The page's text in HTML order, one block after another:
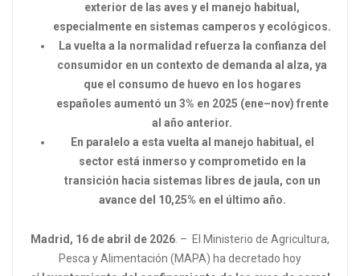
exterior de las aves y el manejo habitual,
especialmente en sistemas camperos y ecológicos.
La vuelta a la normalidad refuerza la confianza del
consumidor en un contexto de demanda al alza, ya
que el consumo de huevo en los hogares
españoles aumentó un 3% en 2025 (ene–nov) frente
al año anterior.
En paralelo a esta vuelta al manejo habitual, el
sector está inmerso y comprometido en la
transición hacia sistemas libres de jaula, con un
avance del 10,25% en el último año.
Madrid, 16 de abril de 2026. – El Ministerio de Agricultura,
Pesca y Alimentación (MAPA) ha decretado hoy